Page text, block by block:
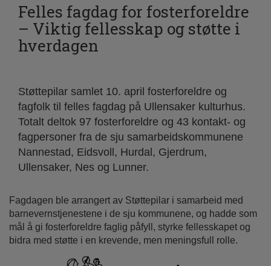
Felles fagdag for fosterforeldre
– Viktig fellesskap og støtte i
hverdagen
Støttepilar samlet 10. april fosterforeldre og
fagfolk til felles fagdag på Ullensaker kulturhus.
Totalt deltok 97 fosterforeldre og 43 kontakt- og
fagpersoner fra de sju samarbeidskommunene
Nannestad, Eidsvoll, Hurdal, Gjerdrum,
Ullensaker, Nes og Lunner.
Fagdagen ble arrangert av Støttepilar i samarbeid med
barnevernstjenestene i de sju kommunene, og hadde som
mål å gi fosterforeldre faglig påfyll, styrke fellesskapet og
bidra med støtte i en krevende, men meningsfull rolle.